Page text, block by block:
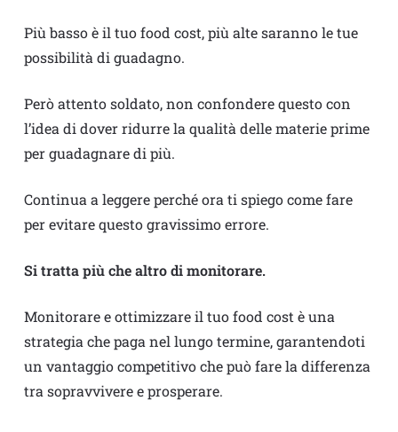
Più basso è il tuo food cost, più alte saranno le tue
possibilità di guadagno.
Però attento soldato, non confondere questo con
l’idea di dover ridurre la qualità delle materie prime
per guadagnare di più.
Continua a leggere perché ora ti spiego come fare
per evitare questo gravissimo errore.
Si tratta più che altro di monitorare.
Monitorare e ottimizzare il tuo food cost è una
strategia che paga nel lungo termine, garantendoti
un vantaggio competitivo che può fare la differenza
tra sopravvivere e prosperare.